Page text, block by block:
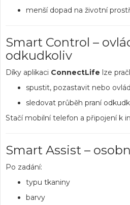
menší dopad na životní
Smart Control –
odkudkoliv
Díky aplikaci ConnectLife lze
spustit, pozastavit nebo
sledovat průběh praní
Stačí mobilní telefon a připojení k
Smart Assist –
Po zadání:
typu tkaniny
barvy